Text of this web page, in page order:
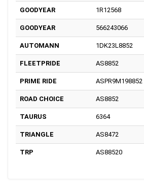
GOODYEAR 1R12568
GOODYEAR 566243066
AUTOMANN 1DK23L8852
FLEETPRIDE AS8852
PRIME RIDE ASPR9M198852
ROAD CHOICE AS8852
TAURUS 6364
TRIANGLE AS8472
TRP AS88520